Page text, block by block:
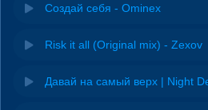
Создай себя - Ominex
Risk it all (Original mix) - Zexov
Давай на самый верх | Night